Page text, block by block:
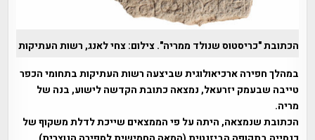
הכתובת "כריסטוס שנולד ממריה". צילום: צחי לאנג, רשות העתיקות
במהלך חפירה ארכיאולוגית שביצעה רשות העתיקות בתחומי הכפר
טייבה שבעמק יזרעאל, נמצאה כתובת הקדשה לישוע, בנה של
מריה.
הכתובת שנמצאה, היתה על פי הממצאים שייכת לדלת משקוף של